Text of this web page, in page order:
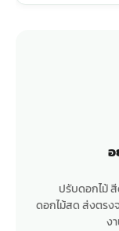
อ
ปรับดอกไม้
ดอกไม้สด ส่งตรง
ง